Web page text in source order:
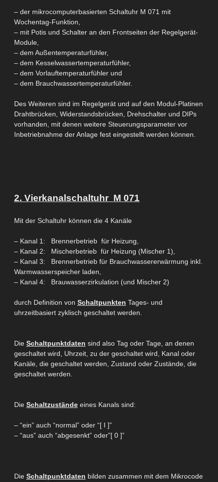
– der mikrocomputerbasierten Schaltuhr M 071 mit
Wochentag-Funktion,
– mit Potis und Schalter an den Frontseiten der Regelgerät-
Module,
– dem Außentemperaturfühler,
– dem Kesselwassertemperaturfühler,
– dem Vorlauftemperaturfühler und
– dem Brauchwassertemperaturfühler.
Des Weiteren sind im Regelgerätund auf den Modul-Platinen
Drahtbrücken, Widerstandsbrücken, Drehschalter und DIPs
vorhanden, mitdenen weitere Steuerungsparameter vor
Inbetriebnahme der Anlage fest eingestellt werden können.
2. Vierkanalschaltuhr M 071
Mit der Schaltuhr können die 4 Kanäle
– Kanal 1: Brennerbetrieb für Heizung,
– Kanal 2: Mischerbetrieb für Heizung (Mischer 1),
– Kanal 3: Brennerbetrieb für Brauchwassererwärmung inkl.
Warmwasserspeicher laden,
– Kanal 4: Brauwasserzirkulation (und Mischer 2)
durch Definition von Schaltpunkten Tages- und
uhrzeitbasiert zyklisch geschaltet werden.
Die Schaltpunktdaten sind also Tag oder Tage, an denen
geschaltet wird, Uhrzeit, zu der geschaltet wird, Kanal oder
Kanäle, diegeschaltet werden, Zustand oder Zustände, die
geschaltet werden.
Die Schaltzuständeeines Kanals sind:
– “ein” auch “normal” oder “[ I ]”
– “aus” auch “abgesenkt” oder”[ 0 ]”
Die Schaltpunktdaten bilden zusammen mit dem Mikrocode